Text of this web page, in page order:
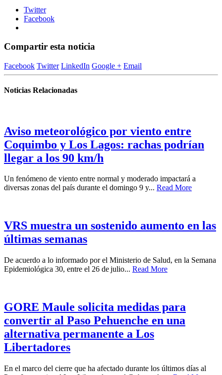
Twitter
Facebook
Compartir esta noticia
Facebook Twitter LinkedIn Google + Email
Noticias Relacionadas
Aviso meteorológico por viento entre
Coquimbo y Los Lagos: rachas podrían
llegar a los 90 km/h
Un fenómeno de viento entre normal y moderado impactará a
diversas zonas del país durante el domingo 9 y... Read More
VRS muestra un sostenido aumento en las
últimas semanas
De acuerdo a lo informado por el Ministerio de Salud, en la Semana
Epidemiológica 30, entre el 26 de julio... Read More
GORE Maule solicita medidas para
convertir al Paso Pehuenche en una
alternativa permanente a Los
Libertadores
En el marco del cierre que ha afectado durante los últimos días al